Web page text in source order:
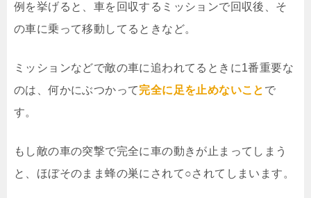
例を挙げると、車を回収するミッションで回収後、そ
の車に乗って移動してるときなど。
ミッションなどで敵の車に追われてるときに1番重要な
のは、何かにぶつかって完全に足を止めないこと で
す。
もし敵の車の突撃で完全に車の動きが止まってしまう
と、ほぼそのまま蜂の巣にされて○されてしまいます。